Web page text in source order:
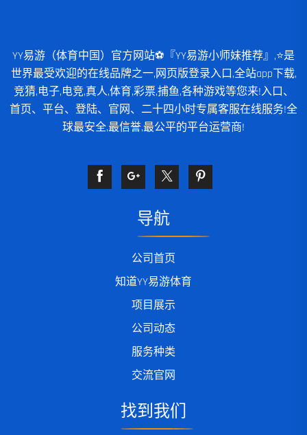
YY易游（体育中国）官方网站⚽️『YY易游小师妹推荐』,⭐️是
世界最受欢迎的在线品牌之一,网页版登录入口,全站app下载,
竞猜,电子,电竞,真人,体育,彩票,捕鱼,各种游戏等您来!入口、
首页、平台、登陆、官网、二十四小时专属客服在线服务!全
球最安全,最信誉,最公平的平台运营商!
导航
公司首页
知道YY易游体育
项目展示
公司动态
服务种类
交流官网
找到我们